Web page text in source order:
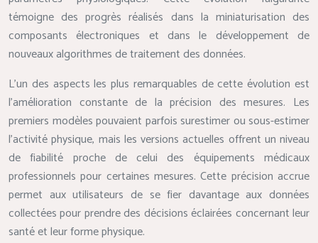
témoigne des progrès réalisés dans la miniaturisation des
composants électroniques et dans le développement de
nouveaux algorithmes de traitement des données.
L’un des aspects les plus remarquables de cette évolution est
l’amélioration constante de la précision des mesures. Les
premiers modèles pouvaient parfois surestimer ou sous-estimer
l’activité physique, mais les versions actuelles offrent un niveau
de fiabilité proche de celui des équipements médicaux
professionnels pour certaines mesures. Cette précision accrue
permet aux utilisateurs de se fier davantage aux données
collectées pour prendre des décisions éclairées concernant leur
santé et leur forme physique.